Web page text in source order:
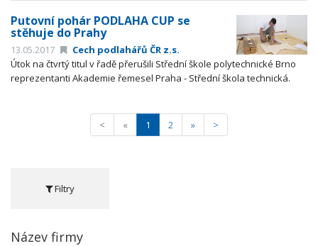
Putovní pohár PODLAHA CUP se
stěhuje do Prahy
13.05.2017
Cech podlahářů ČR z.s.
Útok na čtvrtý titul v řadě přerušili Střední škole polytechnické Brno
reprezentanti Akademie řemesel Praha - Střední škola technická.
< « 1 2 » >
Filtry
Název firmy